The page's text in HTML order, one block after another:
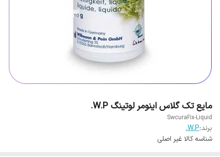
مایع تک گلاس اینومر لوتینگ W.P.
SwcuraFix-Liquid
برند:W.P.
شناسه کالا غیر اصلی